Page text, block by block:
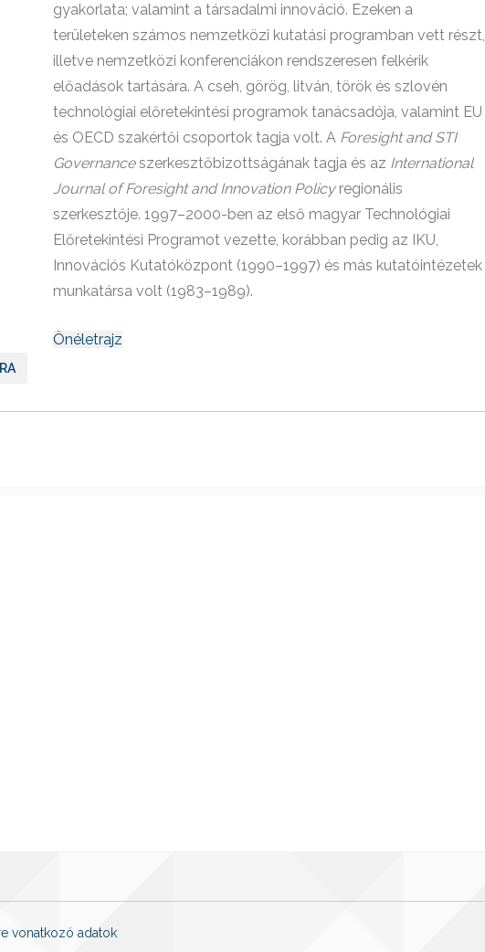
gyakorlata; valamint a társadalmi innováció. Ezeken a
területeken számos nemzetközi kutatási programban vett részt,
illetve nemzetközi konferenciákon rendszeresen felkérik
előadások tartására. A cseh, görög, litván, török és szlovén
technológiai előretekintési programok tanácsadója, valamint EU
és OECD szakértői csoportok tagja volt. A Foresight and STI
Governanceszerkesztőbizottságának tagja és az International
Journal of Foresight and Innovation Policyregionális
szerkesztője. 1997–2000-ben az első magyar Technológiai
Előretekintési Programot vezette, korábban pedig az IKU,
Innovációs Kutatóközpont (1990–1997) és más kutatóintézetek
munkatársa volt (1983–1989).
Önéletrajz
vonatkozó adatok